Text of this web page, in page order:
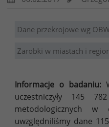
Dane przekrojowe wg
Zarobki w miastach i
Informacje o badaniu:
uczestniczyły 145
metodologicznych w
uwzględniliśmy dane